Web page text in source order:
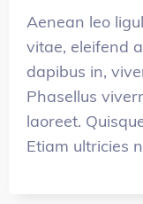
Aenean leo
vitae, eleifend
dapibus in,
Phasellus
laoreet.
Etiam ultricies